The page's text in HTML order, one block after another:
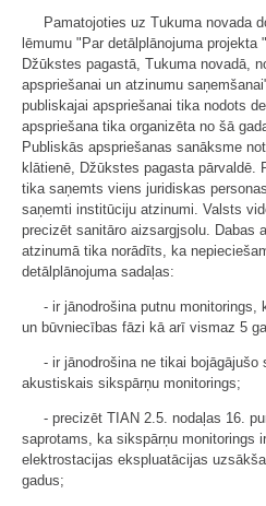
Pamatojoties uz Tukuma novada
lēmumu "Par detālplānojuma projekta
Džūkstes pagastā, Tukuma novadā,
apspriešanai un atzinumu
publiskajai apspriešanai tika nodots
apspriešana tika organizēta no šā
Publiskās apspriešanas sanāksme
klātienē, Džūkstes pagasta pārvaldē.
tika saņemts viens juridiskas
saņemti institūciju atzinumi. Valsts
precizēt sanitāro aizsargjsolu. Dabas
atzinumā tika norādīts, ka
detālplānojuma sadaļas:
- ir jānodrošina putnu
un būvniecības fāzi kā arī vismaz 5
- ir jānodrošina ne tikai
akustiskais sikspārņu monitorings;
- precizēt TIAN 2.5. nodaļas 16.
saprotams, ka sikspārņu monitorings
elektrostacijas ekspluatācijas
gadus;